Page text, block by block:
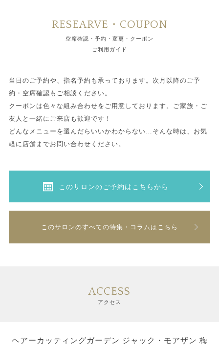
RESEARVE・COUPON
空席確認・予約・変更・クーポン
ご利用ガイド
当日のご予約や、指名予約も承っております。次月以降のご予
約・空席確認もご相談ください。
クーポンは色々な組み合わせをご用意しております。ご家族・ご
友人と一緒にご来店も歓迎です！
どんなメニューを選んだらいいかわからない…そんな時は、お気
軽に店舗までお問い合わせください。
このサロンのご予約はこちらから
このサロンのすべての特集・コラムはこちら
ACCESS
アクセス
ヘアーカッティングガーデン ジャック・モアザン 梅